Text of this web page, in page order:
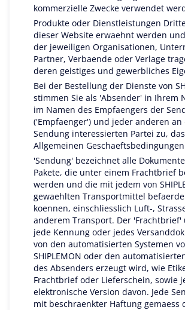
kommerzielle Zwecke verwendet
Produkte oder Dienstleistungen
dieser Website erwaehnt werden
der jeweiligen Organisationen,
Partner, Verbaende oder Verlage
deren geistiges und gewerbliches
Bei der Bestellung der Dienste von
stimmen Sie als 'Absender' in Ihrem
im Namen des Empfaengers der
('Empfaenger') und jeder anderen an
Sendung interessierten Partei zu,
Allgemeinen
'Sendung' bezeichnet alle
Pakete, die unter einem Frachtbrief
werden und die mit jedem von
gewaehlten Transportmittel
koennen, einschliesslich Luft-,
anderem Transport. Der 'Frachtbrief'
jede Kennung oder jedes
von den automatisierten Systemen
SHIPLEMON oder den
des Absenders erzeugt wird, wie
Frachtbrief oder Lieferschein, sowie
elektronische Version davon. Jede
mit beschraenkter Haftung gemaess